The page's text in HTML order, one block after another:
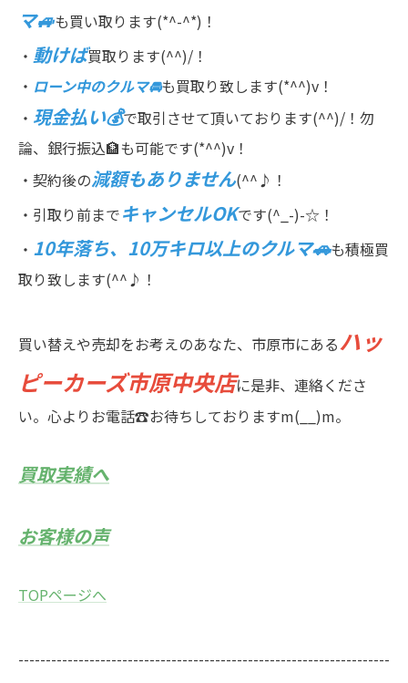
マ🚙も買い取ります(*^-^*)！
・ 動けば買取ります(^^)/！
・ ローン中のクルマ🚘も買取り致します(*^^)v！
・ 現金払い💰で取引させて頂いております(^^)/！勿
論、銀行振込🏦も可能です(*^^)v！
・契約後の減額もありません(^^♪！
・引取り前までキャンセルOKです(^_-)-☆！
・ 10年落ち、10万キロ以上のクルマ🚗も積極買
取り致します(^^♪！
買い替えや売却をお考えのあなた、市原市にあるハッ
ピーカーズ市原中央店に是非、連絡くださ
い。心よりお電話☎お待ちしておりますm(__)m。
買取実績へ
お客様の声
TOPページへ
--------------------------------------------------------------------